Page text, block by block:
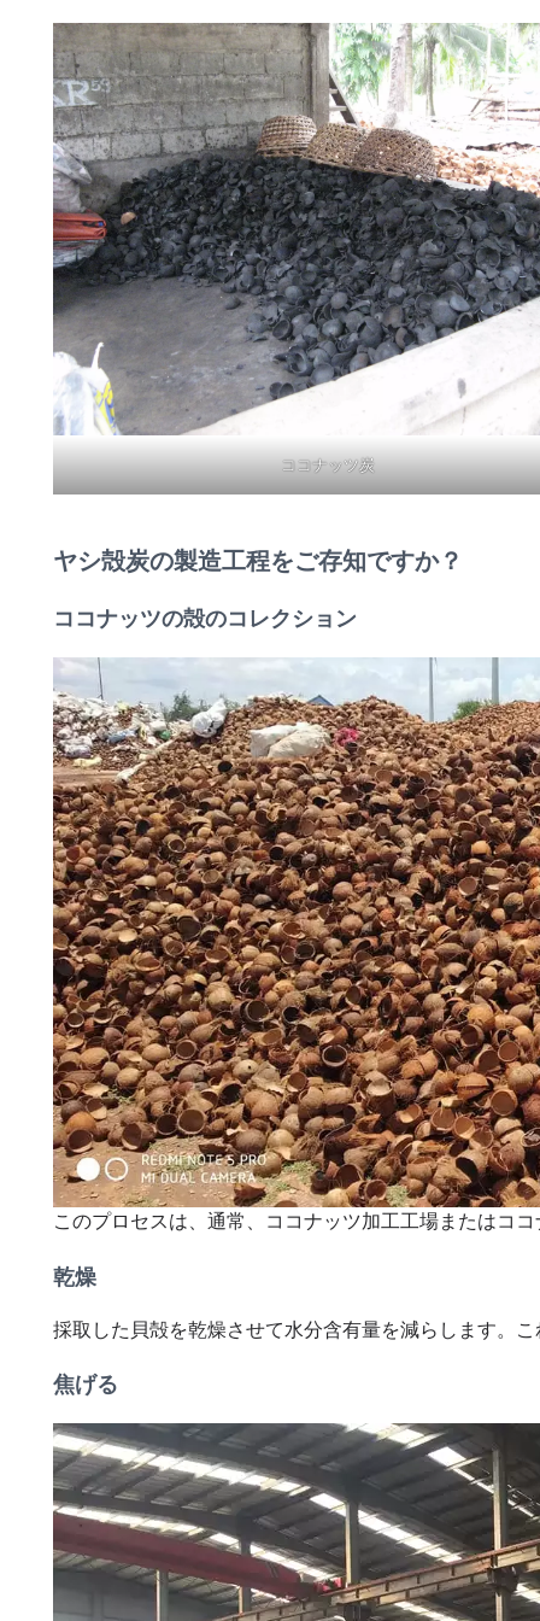
ココナッツ炭
ヤシ殻炭の製造工程をご存知ですか？
ココナッツの殻のコレクション
このプロセスは、通常、ココナッツ加工工場またはコ
乾燥
採取した貝殻を乾燥させて水分含有量を減らします。
焦げる